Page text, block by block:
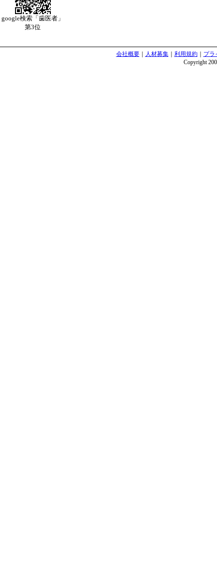
google検索「歯医者」
第3位
会社概要｜ 人材募集｜ 利用規約｜ プラ
Copyright